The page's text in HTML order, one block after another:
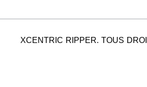
XCENTRIC RIPPER. TOUS